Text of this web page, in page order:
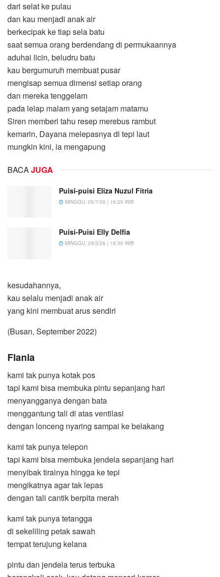
dari selat ke pulau
dan kau menjadi anak air
berkecipak ke tiap sela batu
saat semua orang berdendang di permukaannya
aduhai licin, beludru batu
kau bergumuruh membuat pusar
mengisap semua dimensi setiap orang
dan mereka tenggelam
pada lelap malam yang setajam matamu
Siren memberi tahu resep merebus rambut
kemarin, Dayana melepasnya di tepi laut
mungkin kini, ia mengapung
BACAJUGA
Puisi-puisi Eliza Nuzul Fitria
MINGGU, 05/7/26 | 16:25 WIB
Puisi-Puisi Elly Delfia
MINGGU, 29/3/26 | 16:59 WIB
kesudahannya,
kau selalu menjadi anak air
yang kini membuat arus sendiri
(Busan, September 2022)
Flania
kami tak punya kotak pos
tapi kami bisa membuka pintu sepanjang hari
menyangganya dengan bata
menggantung tali di atas ventilasi
dengan lonceng nyaring sampai ke belakang
kami tak punya telepon
tapi kami bisa membuka jendela sepanjang hari
menyibak tirainya hingga ke tepi
mengikatnya agar tak lepas
dengan tali cantik berpita merah
kami tak punya tetangga
di sekeliling petak sawah
tempat terujung kelana
pintu dan jendela terus terbuka